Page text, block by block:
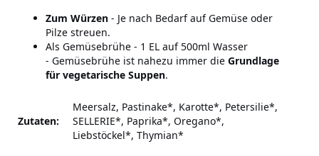
Zum Würzen - Je nach Bedarf auf Gemüse oder
Pilze streuen.
Als Gemüsebrühe - 1 EL auf 500ml Wasser
- Gemüsebrühe ist nahezu immer die Grundlage
für vegetarische Suppen.
Zutaten:
Meersalz, Pastinake*, Karotte*, Petersilie*,
SELLERIE*, Paprika*, Oregano*,
Liebstöckel*, Thymian*